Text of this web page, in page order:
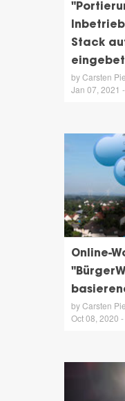
Stack
by Carsten
Jan 07, 2021
Online-
by Carsten
Oct 08, 2020